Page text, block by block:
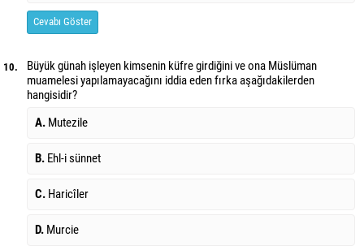
Cevabı Göster
10.
Büyük günah işleyen kimsenin küfre girdiğini ve ona Müslüman
muamelesi yapılamayacağını iddia eden fırka aşağıdakilerden
hangisidir?
A. Mutezile
B. Ehl-i sünnet
C. Haricîler
D. Murcie